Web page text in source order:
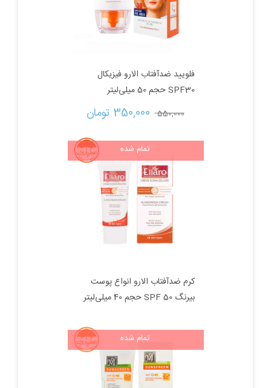
فلویید ضدآفتاب الارو فیزیکال
SPF30 حجم 50 میلی‌لیتر
550,000 قیمت
اصلی:
بود.
350,000 تومان
فعلی:
350,000 تومان.
تمام شده
کرم ضدآفتاب الارو انواع پوست
بیرنگ SPF 50 حجم 40 میلی‌لیتر
تمام شده